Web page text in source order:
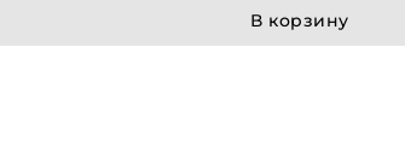
В корзину